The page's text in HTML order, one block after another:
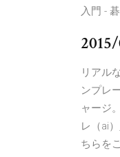
入門 -
リアル
ンプレ
ャージ
レ（ai
ちらを